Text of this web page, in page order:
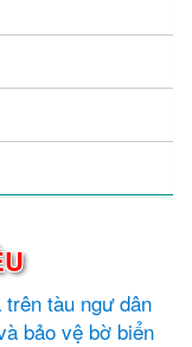
tàu ngư dân
bảo vệ bờ biển